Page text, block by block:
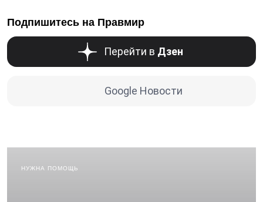
Подпишитесь на Правмир
Перейти в Дзен
Google Новости
НУЖНА ПОМОЩЬ